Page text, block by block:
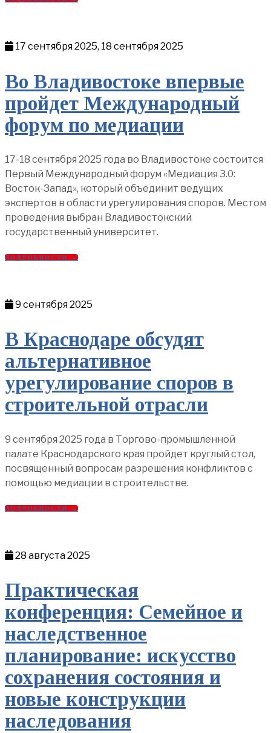
17 сентября 2025, 18 сентября 2025
Во Владивостоке впервые
пройдет Международный
форум по медиации
17-18 сентября 2025 года во Владивостоке состоится
Первый Международный форум «Медиация 3.0:
Восток-Запад», который объединит ведущих
экспертов в области урегулирования споров. Местом
проведения выбран Владивостокский
государственный университет.
ПОДРОБНОСТИ →
9 сентября 2025
В Краснодаре обсудят
альтернативное
урегулирование споров в
строительной отрасли
9 сентября 2025 года в Торгово-промышленной
палате Краснодарского края пройдет круглый стол,
посвященный вопросам разрешения конфликтов с
помощью медиации в строительстве.
ПОДРОБНОСТИ →
28 августа 2025
Практическая
конференция: Семейное и
наследственное
планирование: искусство
сохранения состояния и
новые конструкции
наследования